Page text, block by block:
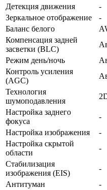
Детекция движения
-
Зеркальное отображение
-
Баланс белого
Компенсация задней
засветки (BLC)
Режим день/ночь
Контроль усиления
(AGC)
Технология
шумоподавления
Настройка заднего
фокуса
-
Настройка изображения
-
Настройка скрытой
области
-
Стабилизация
изображения (EIS)
-
Антитуман
-